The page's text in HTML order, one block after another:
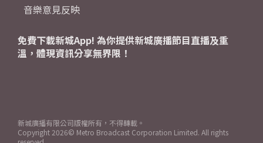
音樂意見反映
免費下載新城App! 為你提供新城廣播節目直播及重
溫，體現資訊分享無界限！
新城廣播有限公司版權所有，不得轉載。
Copyright 2026© Metro Broadcast Corporation Limited. All rights